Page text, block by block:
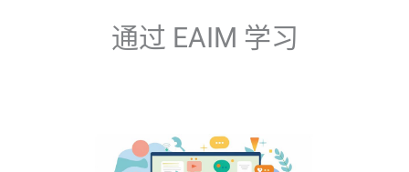
通过 EAIM 学习